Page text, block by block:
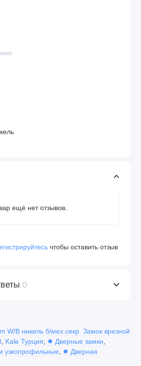
ещё нет отзывов.
чтобы оставить отзыв
0
W/B никель б/мех.секр. Замок врезной
Kale Турция ✹ Дверные замки
узкопрофильные
✹ Дверная